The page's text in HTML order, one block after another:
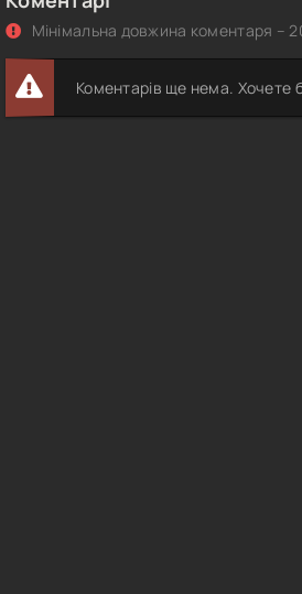
Мінімальна довжина коментаря –
Коментарів ще нема. Хочете